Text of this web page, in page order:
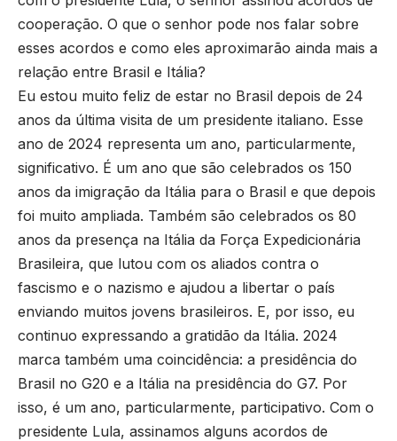
cooperação. O que o senhor pode nos falar sobre
esses acordos e como eles aproximarão ainda mais a
relação entre Brasil e Itália?
Eu estou muito feliz de estar no Brasil depois de 24
anos da última visita de um presidente italiano. Esse
ano de 2024 representa um ano, particularmente,
significativo. É um ano que são celebrados os 150
anos da imigração da Itália para o Brasil e que depois
foi muito ampliada. Também são celebrados os 80
anos da presença na Itália da Força Expedicionária
Brasileira, que lutou com os aliados contra o
fascismo e o nazismo e ajudou a libertar o país
enviando muitos jovens brasileiros. E, por isso, eu
continuo expressando a gratidão da Itália. 2024
marca também uma coincidência: a presidência do
Brasil no G20 e a Itália na presidência do G7. Por
isso, é um ano, particularmente, participativo. Com o
presidente Lula, assinamos alguns acordos de